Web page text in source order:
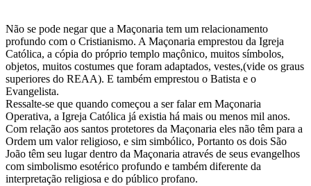
Não se pode negar que a Maçonaria tem um relacionamento
profundo com o Cristianismo. A Maçonaria emprestou da Igreja
Católica, a cópia do próprio templo maçônico, muitos símbolos,
objetos, muitos costumes que foram adaptados, vestes,(vide os graus
superiores do REAA). E também emprestou o Batista e o
Evangelista.
Ressalte-se que quando começou a ser falar em Maçonaria
Operativa, a Igreja Católica já existia há mais ou menos mil anos.
Com relação aos santos protetores da Maçonaria eles não têm para a
Ordem um valor religioso, e sim simbólico, Portanto os dois São
João têm seu lugar dentro da Maçonaria através de seus evangelhos
com simbolismo esotérico profundo e também diferente da
interpretação religiosa e do público profano.